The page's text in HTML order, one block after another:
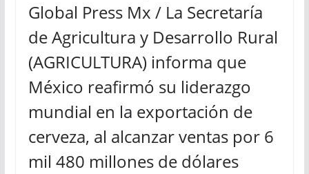
Global Press Mx / La Secretaría
de Agricultura y Desarrollo Rural
(AGRICULTURA) informa que
México reafirmó su liderazgo
mundial en la exportación de
cerveza, al alcanzar ventas por 6
mil 480 millones de dólares